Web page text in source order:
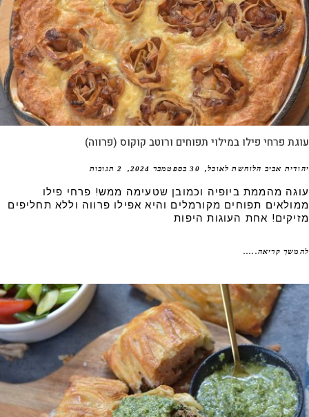
פרחי פילו במילוי תפוחים ורוטב קוקוס (פרווה)
אביב הלוחשת לאוכל 30 בספטמבר 2024 2 תגובות
מהממת ביופיה וכמובן שטעימה ממש! פרחי פילו
תפוחים מקורמלים והיא אפילו פרווה וללא תחליפים
אחת העוגות היפות
קריאה.....